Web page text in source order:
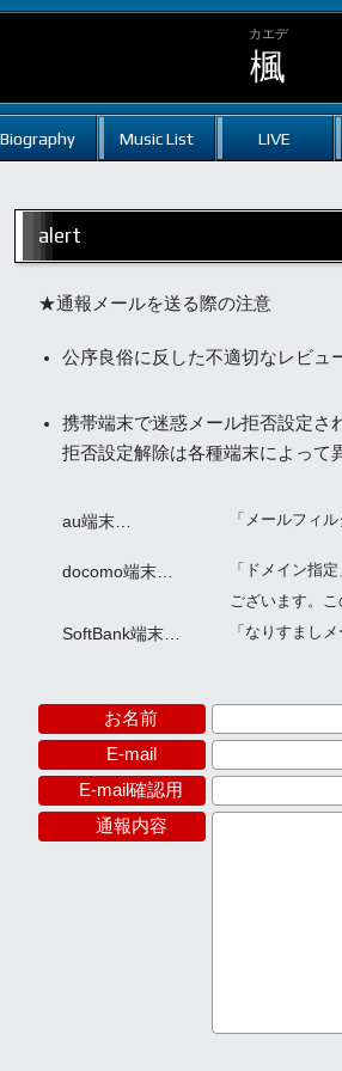
カエデ
楓
Biography Music List LIVE
alert
★通報メールを送る際の注意
公序良俗に反した不適切なレビュ
携帯端末で迷惑メール拒否設定さ
拒否設定解除は各種端末によって
au端末… 「メールフィ
docomo端末…
「ドメイン指
ございます。
SoftBank端末… 「なりすまし
お名前
E-mail
E-mail確認用
通報内容